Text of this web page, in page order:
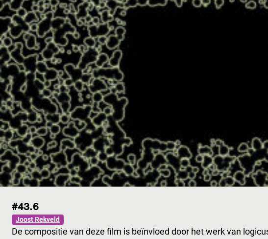
#43.6
Joost Rekveld
De compositie van deze film is beïnvloed door het werk van